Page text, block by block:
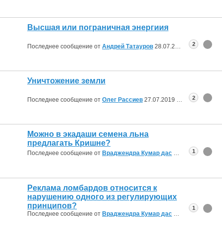
Высшая или пограничная энергиия
Последнее сообщение от Андрей Татауров 28.07.2019 05:04
2
Уничтожение земли
Последнее сообщение от Олег Рассиев 27.07.2019 09:582
Можно в экадаши семена льна
предлагать Кришне?
Последнее сообщение от Враджендра Кумар дас 09:47
1
Реклама ломбардов относится к
нарушению одного из регулирующих
принципов?
Последнее сообщение от Враджендра Кумар дас 09:44
1